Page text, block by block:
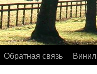
Обратная связь Винил